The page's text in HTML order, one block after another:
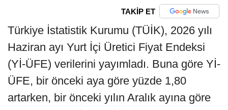
TAKİP ET
Türkiye İstatistik Kurumu (TÜİK), 2026 yılı
Haziran ayı Yurt İçi Üretici Fiyat Endeksi
(Yİ-ÜFE) verilerini yayımladı. Buna göre Yİ-
ÜFE, bir önceki aya göre yüzde 1,80
artarken, bir önceki yılın Aralık ayına göre